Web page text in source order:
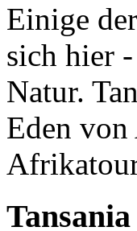
Einige
sich hier
Natur.
Eden